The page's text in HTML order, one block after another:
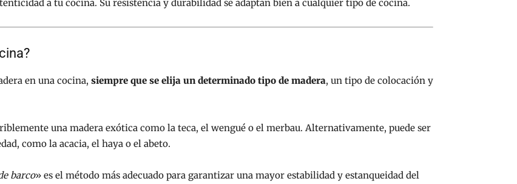
a tu cocina. Su resistencia y durabilidad se adaptan bien a cualquier tipo de cocina.
en una cocina, siempre que se elija un determinado tipo de madera, un tipo de colocación y
una madera exótica como la teca, el wengué o el merbau. Alternativamente, puede ser
como la acacia, el haya o el abeto.
barco» es el método más adecuado para garantizar una mayor estabilidad y estanqueidad del